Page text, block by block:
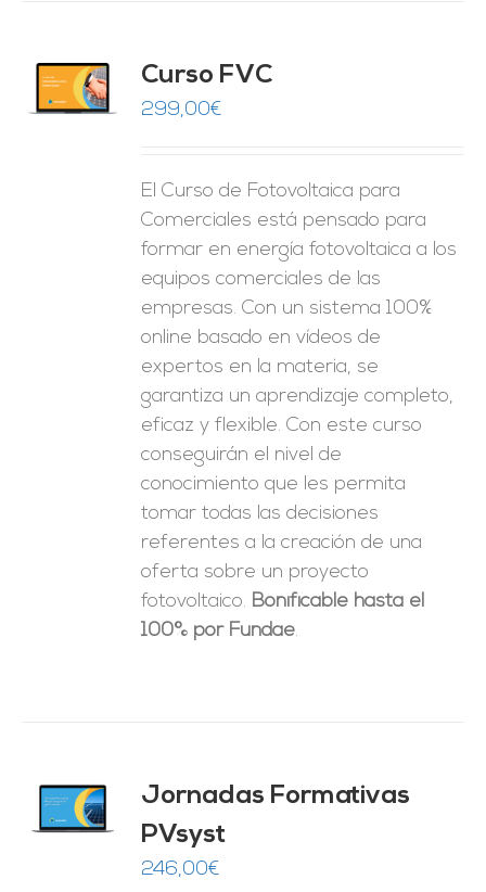
Curso FVC
299,00€
El Curso de Fotovoltaica para
Comerciales está pensado para
formar en energía fotovoltaica a los
equipos comerciales de las
empresas. Con un sistema 100%
online basado en vídeos de
expertos en la materia, se
garantiza un aprendizaje completo,
eficaz y flexible. Con este curso
conseguirán el nivel de
conocimiento que les permita
tomar todas las decisiones
referentes a la creación de una
oferta sobre un proyecto
fotovoltaico. Bonificable hasta el
100% por Fundae.
Jornadas Formativas
PVsyst
246,00€